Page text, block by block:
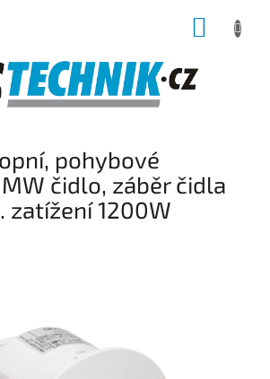
pohybové
čidlo, záběr čidla
zatížení 1200W